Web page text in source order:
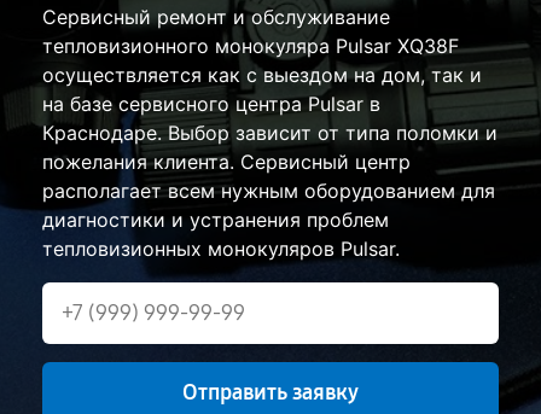
Сервисный ремонт и обслуживание
тепловизионного монокуляра Pulsar XQ38F
осуществляется как с выездом на дом, так и
на базе сервисного центра Pulsar в
Краснодаре. Выбор зависит от типа поломки и
пожелания клиента. Сервисный центр
располагает всем нужным оборудованием для
диагностики и устранения проблем
тепловизионных монокуляров Pulsar.
Отправить заявку